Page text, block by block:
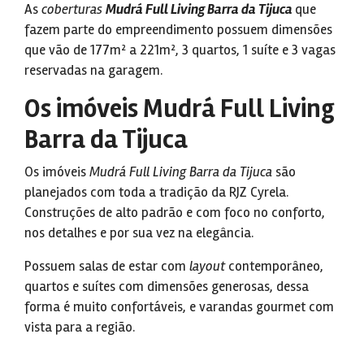
AscoberturasMudrá Full Living Barra da Tijuca que
fazem parte do empreendimento possuem dimensões
que vão de 177m² a 221m², 3 quartos, 1 suíte e 3 vagas
reservadas na garagem.
Os imóveis Mudrá Full Living
Barra da Tijuca
Os imóveisMudrá Full Living Barra da Tijuca são
planejados com toda a tradição da RJZ Cyrela.
Construções de alto padrão e com foco no conforto,
nos detalhes e por sua vez na elegância.
Possuem salas de estar com layoutcontemporâneo,
quartos e suítes com dimensões generosas, dessa
forma é muito confortáveis, e varandas gourmet com
vista para a região.